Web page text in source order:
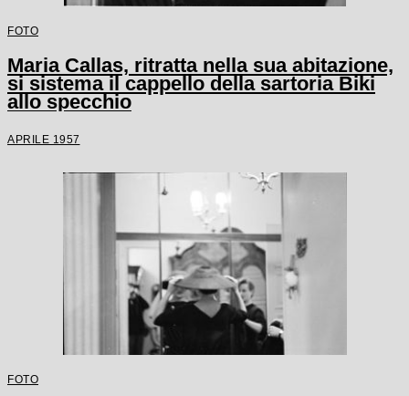
FOTO
Maria Callas, ritratta nella sua abitazione,
si sistema il cappello della sartoria Biki
allo specchio
APRILE 1957
FOTO